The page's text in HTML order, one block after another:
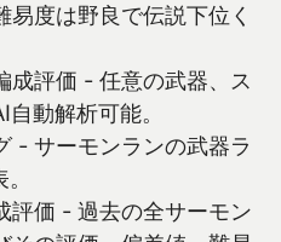
度は野良で伝説下位く
成評価 - 任意の武器、ス
動解析可能。
- サーモンランの武器ラ
評価 - 過去の全サーモン